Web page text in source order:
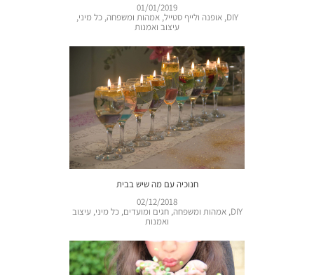
01/01/2019
DIY
,אופנה ולייף סטייל,אמהות ומשפחה,כל מיני,
עיצוב ואמנות
חנוכיה עם מה שיש בבית
02/12/2018
DIY
,אמהות ומשפחה,חגים ומועדים,כל מיני,עיצוב
ואמנות